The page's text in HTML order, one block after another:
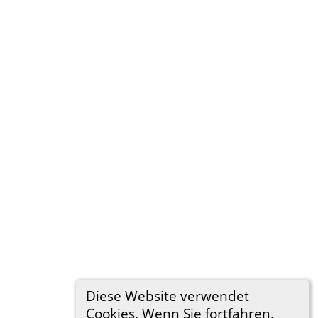
Diese Website verwendet
Cookies. Wenn Sie fortfahren,